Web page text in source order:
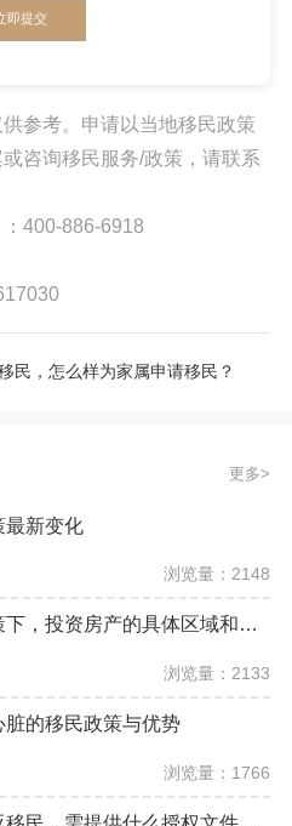
即提交
参考。申请以当地移民政策
咨询移民服务/政策，请联系
400-886-6918
民，怎么样为家属申请移民？
更多
最新变化
浏览量：2148
保加利亚移民最新政策下，投资房产的具体区域和类型有何限制？
浏览量：2133
的移民政策与优势
浏览量：1766